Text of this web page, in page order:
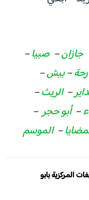
جازان– صبيا–
–بيش–
– الريث–
–أبو حجر–
– الموسم
المركزية بابو